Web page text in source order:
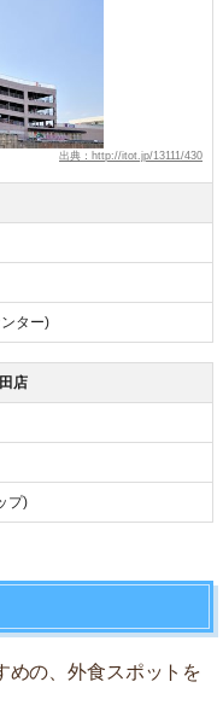
出典：http://itot.jp/13111/430
ター)
店
プ)
めの、外食スポットを